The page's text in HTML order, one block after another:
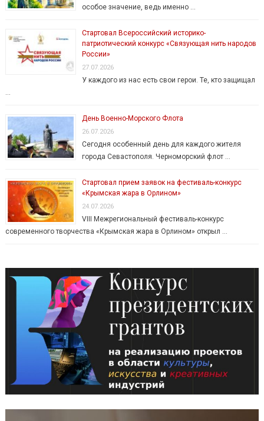
особое значение, ведь именно …
Стартовал Всероссийский историко-
патриотический конкурс «Связующая нить народов
России»
27.07.2026
У каждого из нас есть свои герои. Те, кто защищал
…
День Военно-Морского Флота
26.07.2026
Сегодня особенный день для каждого жителя
города Севастополя. Черноморский флот …
Стартовал прием заявок на фестиваль-конкурс
«Крымская жара в Орлином»
24.07.2026
VIII Межрегиональный фестиваль-конкурс
современного творчества «Крымская жара в Орлином» открыл …